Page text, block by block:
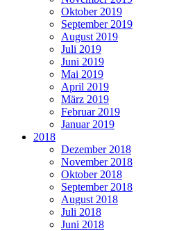
Oktober 2019
September 2019
August 2019
Juli 2019
Juni 2019
Mai 2019
April 2019
März 2019
Februar 2019
Januar 2019
2018
Dezember 2018
November 2018
Oktober 2018
September 2018
August 2018
Juli 2018
Juni 2018